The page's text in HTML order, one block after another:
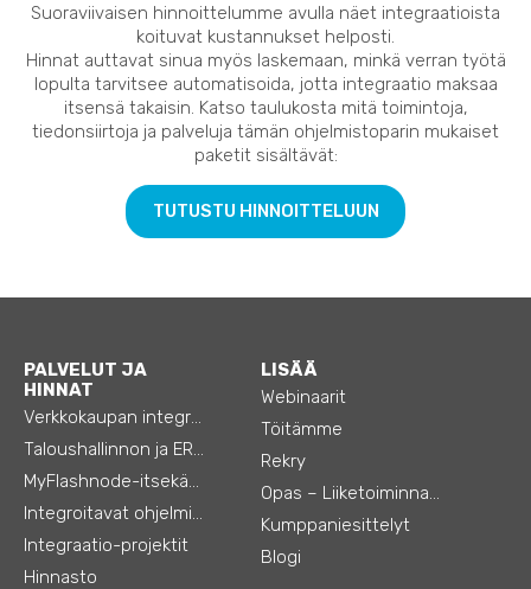
Suoraviivaisen hinnoittelumme avulla näet integraatioista
koituvat kustannukset helposti.
Hinnat auttavat sinua myös laskemaan, minkä verran työtä
lopulta tarvitsee automatisoida, jotta integraatio maksaa
itsensä takaisin. Katso taulukosta mitä toimintoja,
tiedonsiirtoja ja palveluja tämän ohjelmistoparin mukaiset
paketit sisältävät:
TUTUSTU HINNOITTELUUN
PALVELUT JA
HINNAT
Verkkokaupan integraatiot
Taloushallinnon ja ERP:n integraatiot
MyFlashnode-itsekäyttö-automaatio
Integroitavat ohjelmistot
Integraatio-projektit
Hinnasto
LISÄÄ
Webinaarit
Töitämme
Rekry
Opas – Liiketoiminnan tehostamiseen
Kumppaniesittelyt
Blogi